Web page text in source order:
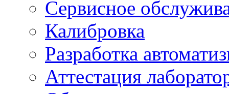
Сервисное
Калибровка
Разработка
Аттестация